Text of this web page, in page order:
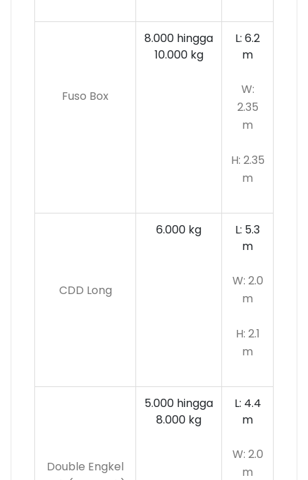
Fuso Box
8.000 hingga
10.000 kg
L: 6.2
m
W:
2.35
m
H: 2.35
m
CDD Long
6.000 kg
L: 5.3
m
W: 2.0
m
H: 2.1
m
Double Engkel
5.000 hingga
8.000 kg
L: 4.4
m
W: 2.0
m